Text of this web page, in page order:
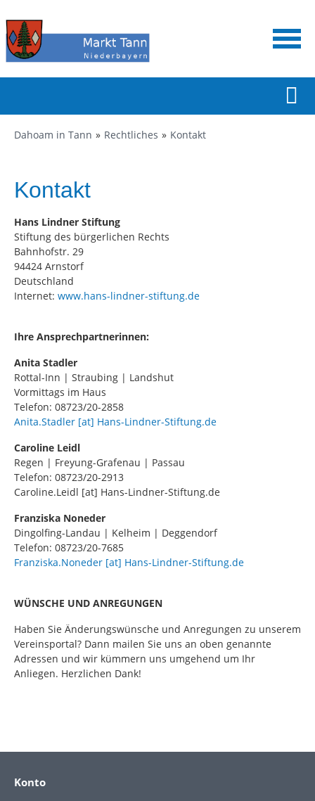
Dahoam in Tann Rechtliches Kontakt
Kontakt
Hans Lindner Stiftung
Stiftung des bürgerlichen Rechts
Bahnhofstr. 29
94424 Arnstorf
Deutschland
Internet: www.hans-lindner-stiftung.de
Ihre Ansprechpartnerinnen:
Anita Stadler
Rottal-Inn | Straubing | Landshut
Vormittags im Haus
Telefon: 08723/20-2858
Anita.Stadler [at] Hans-Lindner-Stiftung.de
Caroline Leidl
Regen | Freyung-Grafenau | Passau
Telefon: 08723/20-2913
Caroline.Leidl [at] Hans-Lindner-Stiftung.de
Franziska Noneder
Dingolfing-Landau | Kelheim | Deggendorf
Telefon: 08723/20-7685
Franziska.Noneder [at] Hans-Lindner-Stiftung.de
WÜNSCHE UND ANREGUNGEN
Haben Sie Änderungswünsche und Anregungen zu unserem
Vereinsportal? Dann mailen Sie uns an oben genannte
Adressen und wir kümmern uns umgehend um Ihr
Anliegen. Herzlichen Dank!
Konto